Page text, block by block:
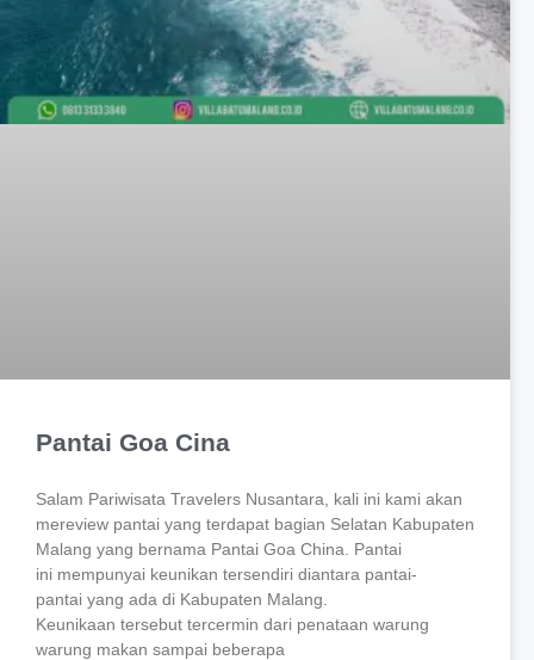
Pantai Goa Cina
Salam Pariwisata Travelers Nusantara, kali ini kami akan
mereview pantai yang terdapat bagian Selatan Kabupaten
Malang yang bernama Pantai Goa China. Pantai
ini mempunyai keunikan tersendiri diantara pantai-
pantai yang ada di Kabupaten Malang.
Keunikaan tersebut tercermin dari penataan warung
warung makan sampai beberapa